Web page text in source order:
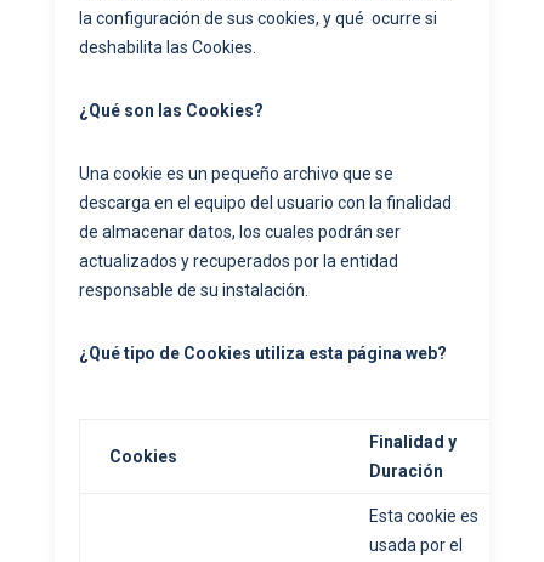
la configuración de sus cookies, y qué ocurre si
deshabilita las Cookies.
¿Qué son las Cookies?
Una cookie es un pequeño archivo que se
descarga en el equipo del usuario con la finalidad
de almacenar datos, los cuales podrán ser
actualizados y recuperados por la entidad
responsable de su instalación.
¿Qué tipo de Cookies utiliza esta página web?
Cookies
Finalidad y
Duración
Esta cookie es
usada por el